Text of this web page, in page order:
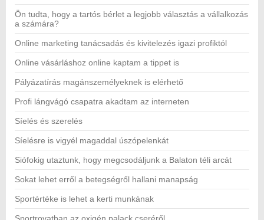
Ön tudta, hogy a tartós bérlet a legjobb választás a vállalkozás
a számára?
Online marketing tanácsadás és kivitelezés igazi profiktól
Online vásárláshoz online kaptam a tippet is
Pályázatírás magánszemélyeknek is elérhető
Profi lángvágó csapatra akadtam az interneten
Síelés és szerelés
Síelésre is vigyél magaddal úszópelenkát
Siófokig utaztunk, hogy megcsodáljunk a Balaton téli arcát
Sokat lehet erről a betegségről hallani manapság
Sportértéke is lehet a kerti munkának